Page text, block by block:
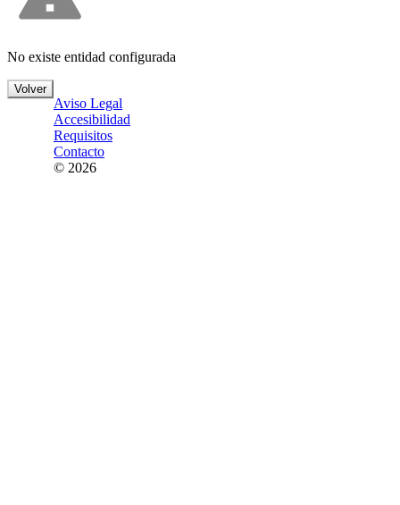
No existe entidad configurada
Volver
Aviso Legal
Accesibilidad
Requisitos
Contacto
© 2026